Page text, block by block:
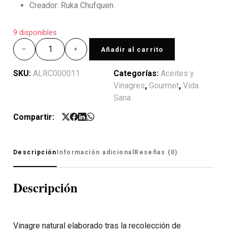
Creador: Ruka Chufquen.
9 disponibles
Añadir al carrito
SKU: ALRC000011 Categorías: Aceites y
Vinagres, Gourmet, Vida
Sana
Compartir:
Descripción Información adicional Reseñas (0)
Descripción
Vinagre natural elaborado tras la recolección de